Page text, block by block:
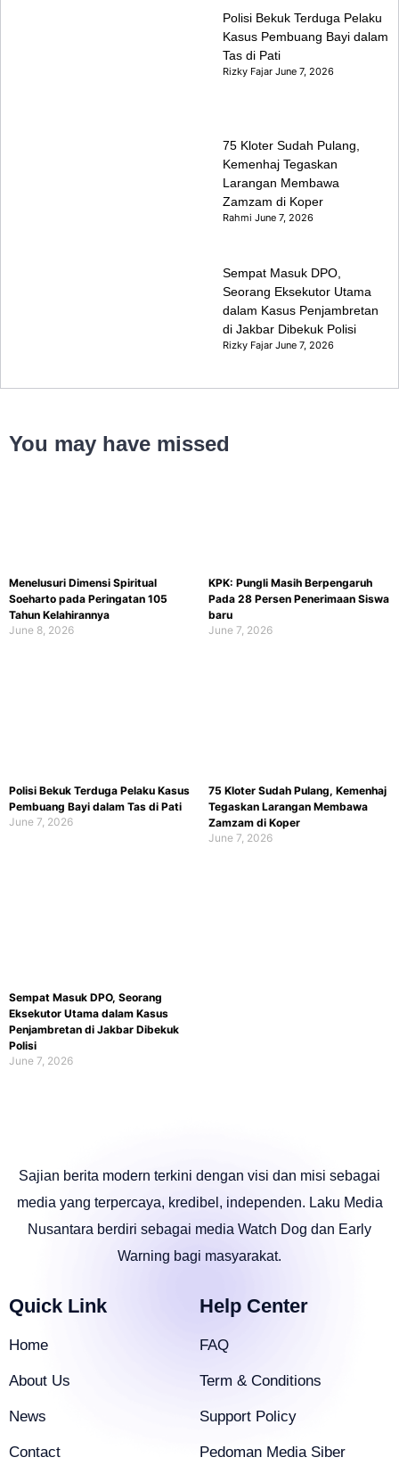
Polisi Bekuk Terduga Pelaku
Kasus Pembuang Bayi dalam
Tas di Pati
Rizky FajarJune 7, 2026
75 Kloter Sudah Pulang,
Kemenhaj Tegaskan
Larangan Membawa
Zamzam di Koper
RahmiJune 7, 2026
Sempat Masuk DPO,
Seorang Eksekutor Utama
dalam Kasus Penjambretan
di Jakbar Dibekuk Polisi
Rizky FajarJune 7, 2026
You may have missed
Menelusuri Dimensi Spiritual
Soeharto pada Peringatan 105
Tahun Kelahirannya
June 8, 2026
KPK: Pungli Masih Berpengaruh
Pada 28 Persen Penerimaan Siswa
baru
June 7, 2026
Polisi Bekuk Terduga Pelaku Kasus
Pembuang Bayi dalam Tas di Pati
June 7, 2026
75 Kloter Sudah Pulang, Kemenhaj
Tegaskan Larangan Membawa
Zamzam di Koper
June 7, 2026
Sempat Masuk DPO, Seorang
Eksekutor Utama dalam Kasus
Penjambretan di Jakbar Dibekuk
Polisi
June 7, 2026
Sajian berita modern terkini dengan visi dan misi sebagai
media yang terpercaya, kredibel, independen. Laku Media
Nusantara berdiri sebagai media Watch Dog dan Early
Warning bagi masyarakat.
Quick Link
Home
About Us
News
Contact
Help Center
FAQ
Term & Conditions
Support Policy
Pedoman Media Siber